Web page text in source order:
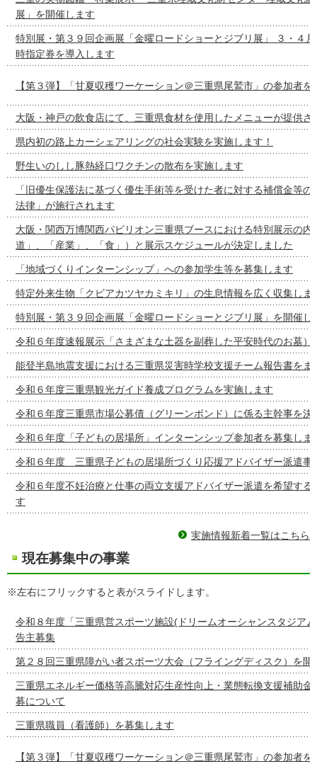
展」を開催します
特別展・第３９回企画展「金曜ロードショーとジブリ展」 ３・４
時指定券を導入します
【第３弾】「甘夏収穫ワーケーション＠三重県尾鷲市」の参加者を
大阪・神戸の飲食店にて、三重県食材を使用したメニューが提供さ
県内初の路上カーシェアリングの社会実験を実施します！
野生いのしし豚熱経口ワクチンの散布を実施します
「旧優生保護法に基づく優生手術等を受けた者に対する補償金等
法律」が施行されます
大阪・関西万博関西パビリオン三重県ブースにおける特別展示の内
道」、「産業」、「食」）と展示スケジュールが決定しました
「地域づくりインターンシップ」への参加学生等を募集します
特定外来生物「クビアカツヤカミキリ」の生息情報を広く収集しま
特別展・第３９回企画展「金曜ロードショーとジブリ展」を開催し
令和６年度速報展示「さまざまな土器を副葬した平安時代のお墓）
能登半島地震支援における三重県災害時学校支援チーム報告書をま
令和６年度三重県観光ガイド養成プログラムを実施します
令和６年度三重県市場公募債（グリーンボンド）に係る主幹事を決
令和６年度「子どもの居場所」インターンシップ参加者を募集しま
令和６年度 三重県子どもの居場所づくり応援アドバイザー派遣事
令和６年度不妊治療と仕事の両立支援アドバイザー派遣を希望する
す
実施情報新着一覧はこちら
現在募集中の事業
※左右にフリックすると表がスライドします。
令和８年度「三重県営スポーツ施設(ドリームオーシャンスタジア
告主募集
第２８回三重県障がい者スポーツ大会（フライングディスク）を開
三重県エネルギー価格等高騰対応生産性向上・業態転換支援補助金
募について
三重県職員（看護師）を募集します
【第３弾】「甘夏収穫ワーケーション＠三重県尾鷲市」の参加者を